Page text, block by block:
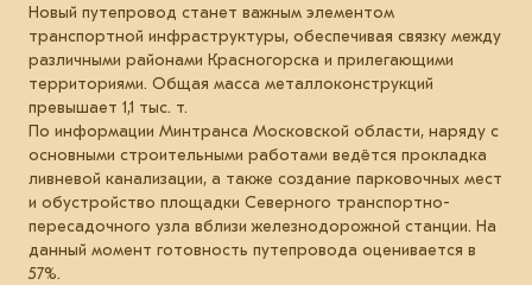
Новый путепровод станет важным элементом
транспортной инфраструктуры, обеспечивая связку между
различными районами Красногорска и прилегающими
территориями. Общая масса металлоконструкций
превышает 1,1 тыс. т.
По информации Минтранса Московской области, наряду с
основными строительными работами ведётся прокладка
ливневой канализации, а также создание парковочных мест
и обустройство площадки Северного транспортно-
пересадочного узла вблизи железнодорожной станции. На
данный момент готовность путепровода оценивается в
57%.